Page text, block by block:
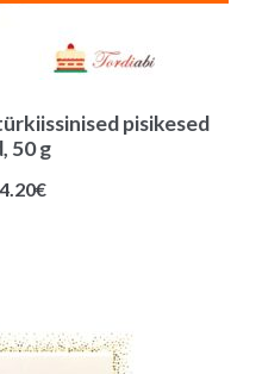
pisikesed
50 g
4.20€Praegune